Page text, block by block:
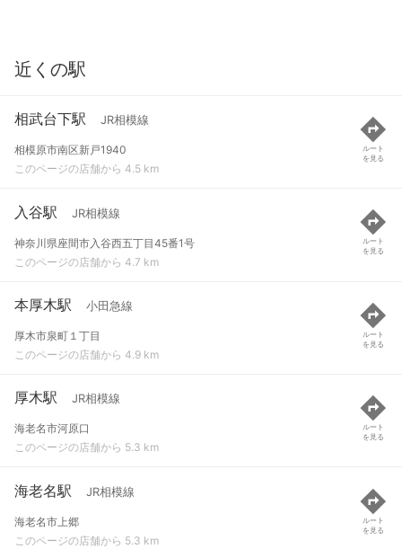
近くの駅
相武台下駅 JR相模線
相模原市南区新戸1940
このページの店舗から 4.5 km
ルート
を見る
入谷駅 JR相模線
神奈川県座間市入谷西五丁目45番1号
このページの店舗から 4.7 km
ルート
を見る
本厚木駅 小田急線
厚木市泉町１丁目
このページの店舗から 4.9 km
ルート
を見る
厚木駅 JR相模線
海老名市河原口
このページの店舗から 5.3 km
ルート
を見る
海老名駅 JR相模線
海老名市上郷
このページの店舗から 5.3 km
ルート
を見る